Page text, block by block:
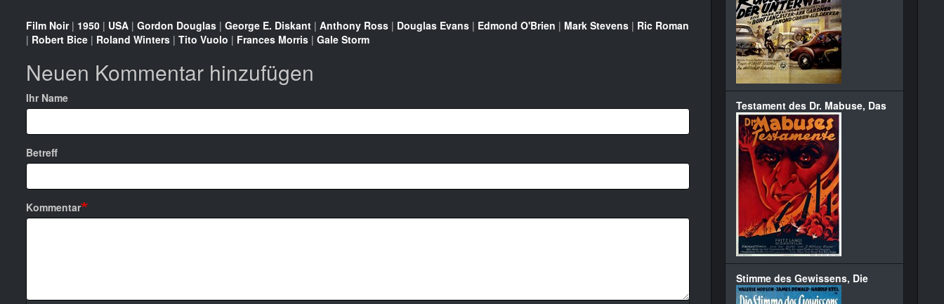
Film Noir| 1950 | USA | Gordon Douglas | George E. Diskant | Anthony Ross | Douglas Evans | Edmond O'Brien | Mark Stevens | Ric Roman
| Robert Bice | Roland Winters | Tito Vuolo | Frances Morris | Gale Storm
Neuen Kommentar hinzufügen
Ihr Name
Betreff
Kommentar
Testament des Dr. Mabuse, Das
Stimme des Gewissens, Die